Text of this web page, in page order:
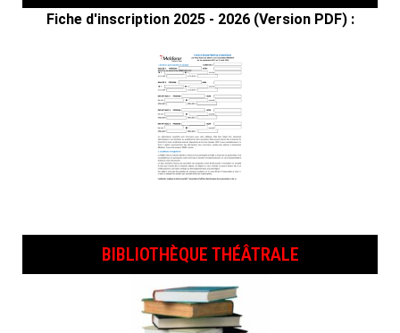
Fiche d'inscription 2025 - 2026 (Version PDF) :
BIBLIOTHÈQUE THÉÂTRALE